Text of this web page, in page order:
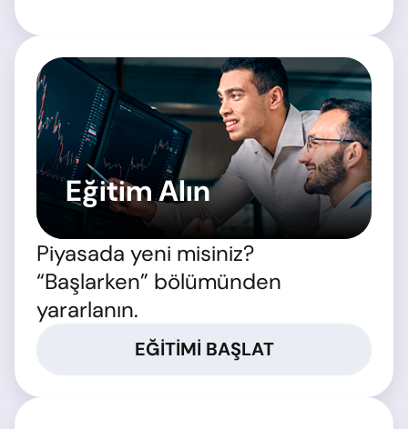
Eğitim Alın
Piyasada yeni misiniz?
“Başlarken” bölümünden
yararlanın.
EĞITIMI BAŞLAT